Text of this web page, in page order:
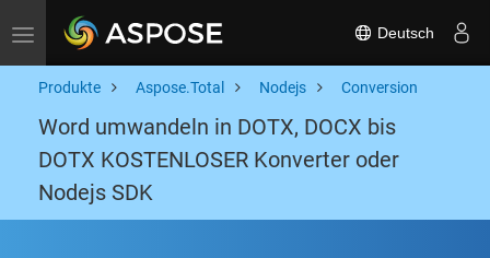
Toggle navigation Deutsch
Produkte Aspose.Total Nodejs Conversion
Word umwandeln in DOTX, DOCX bis
DOTX KOSTENLOSER Konverter oder
Nodejs SDK